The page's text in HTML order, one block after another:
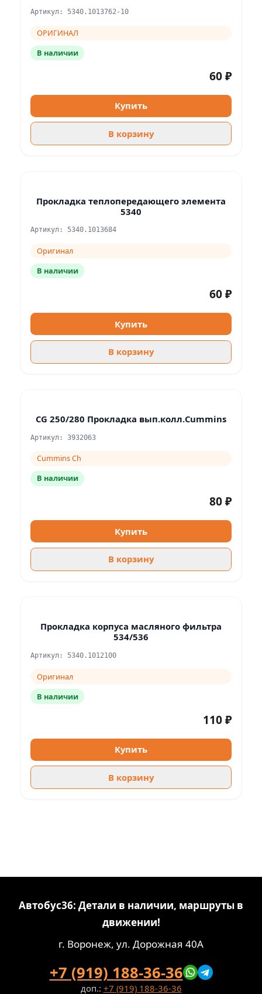
Артикул: 5340.1013762-10
ОРИГИНАЛ
В наличии
60 ₽
Купить
В корзину
Прокладка теплопередающего элемента
5340
Артикул: 5340.1013684
Оригинал
В наличии
60 ₽
Купить
В корзину
CG 250/280 Прокладка вып.колл.Cummins
Артикул: 3932063
Cummins Ch
В наличии
80 ₽
Купить
В корзину
Прокладка корпуса масляного фильтра
534/536
Артикул: 5340.1012100
Оригинал
В наличии
110 ₽
Купить
В корзину
Автобус36: Детали в наличии, маршруты в
движении!
г. Воронеж, ул. Дорожная 40А
+7 (919) 188-36-36
доп.: +7 (919) 188-36-36